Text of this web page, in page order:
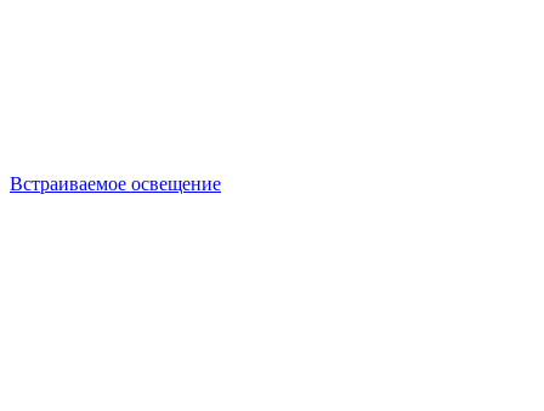
Встраиваемое освещение